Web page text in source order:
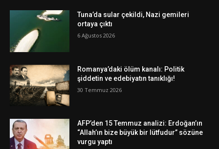
Tuna’da sular çekildi, Nazi gemileri
ortaya çıktı
6 Ağustos 2026
Romanya’daki ölüm kanalı: Politik
şiddetin ve edebiyatın tanıklığı!
30 Temmuz 2026
AFP’den 15 Temmuz analizi: Erdoğan’ın
“Allah’ın bize büyük bir lütfudur” sözüne
vurgu yaptı